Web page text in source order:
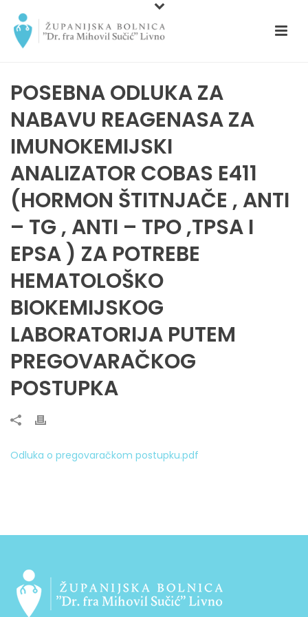
POSEBNA ODLUKA ZA
NABAVU REAGENASA ZA
IMUNOKEMIJSKI
ANALIZATOR COBAS E411
(HORMON ŠTITNJAČE , ANTI
– TG , ANTI – TPO ,TPSA I
EPSA ) ZA POTREBE
HEMATOLOŠKO
BIOKEMIJSKOG
LABORATORIJA PUTEM
PREGOVARAČKOG
POSTUPKA
Odluka o pregovaračkom postupku.pdf